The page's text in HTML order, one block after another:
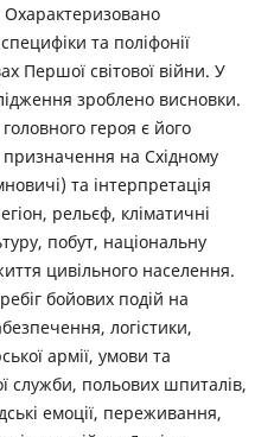
Охарактеризовано
та поліфонії
Першої світової війни. У
зроблено висновки.
героя є його
призначення на Східному
та інтерпретація
рельєф, кліматичні
побут, національну
цивільного населення.
бойових подій на
логістики,
армії, умови та
служби, польових шпиталів,
емоції, переживання,